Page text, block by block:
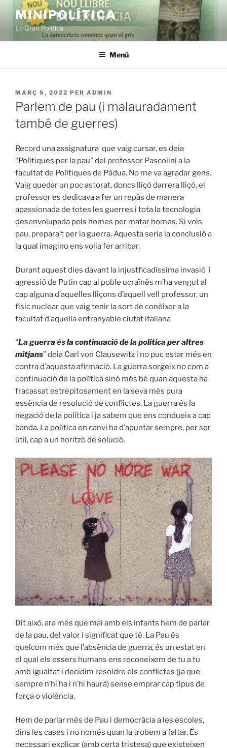
contingut
MINIPOLÍTICA
La Gran Política
Menú
PUBLICAT
A
MARÇ 5, 2022 PER ADMIN
Parlem de pau (i malauradament
també de guerres)
Record una assignatura que vaig cursar, es deia
“Polítiques per la pau” del professor Pascolini a la
facultat de Polítiques de Pàdua. No me va agradar gens.
Vaig quedar un poc astorat, doncs lliçó darrera lliçó, el
professor es dedicava a fer un repàs de manera
apassionada de totes les guerres i tota la tecnologia
desenvolupada pels homes per matar homes. Si vols
pau, prepara’t per la guerra. Aquesta seria la conclusió a
la qual imagino ens volia fer arribar.
Durant aquest dies davant la injustficadíssima invasió i
agressió de Putin cap al poble ucraïnès m’ha vengut al
cap alguna d’aquelles lliçons d’aquell vell professor, un
físic nuclear que vaig tenir la sort de conèixer a la
facultat d’aquella entranyable ciutat italiana
“La guerra és la continuació de la política per altres
mitjans” deia Carl von Clausewitz i no puc estar més en
contra d’aquesta afirmació. La guerra sorgeix no com a
continuació de la política sinó més bé quan aquesta ha
fracassat estrepitosament en la seva més pura
essència de resolució de conflictes. La guerra és la
negació de la política i ja sabem que ens condueix a cap
banda. La política en canvi ha d’apuntar sempre, per ser
útil, cap a un horitzó de solució.
Dit això, ara més que mai amb els infants hem de parlar
de la pau, del valor i significat que té. La Pau és
quelcom més que l’absència de guerra, és un estat en
el qual els essers humans ens reconeixem de tu a tu
amb igualtat i decidim resoldre els conflictes (ja que
sempre n’hi ha i n’hi haurà) sense emprar cap tipus de
força o violència.
Hem de parlar més de Pau i democràcia a les escoles,
dins les cases i no només quan la trobem a faltar. És
necessari explicar (amb certa tristesa) que existeixen